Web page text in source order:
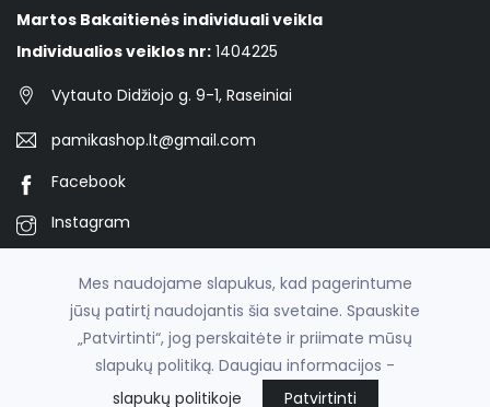
Martos Bakaitienės individuali veikla
Individualios veiklos nr: 1404225
Vytauto Didžiojo g. 9-1, Raseiniai
pamikashop.lt@gmail.com
Facebook
Instagram
© 2026
Pamika
el. parduotuvių nuomafronto.lt
Mes naudojame slapukus, kad pagerintume
jūsų patirtį naudojantis šia svetaine. Spauskite
„Patvirtinti“, jog perskaitėte ir priimate mūsų
slapukų politiką. Daugiau informacijos -
slapukų politikoje
Patvirtinti